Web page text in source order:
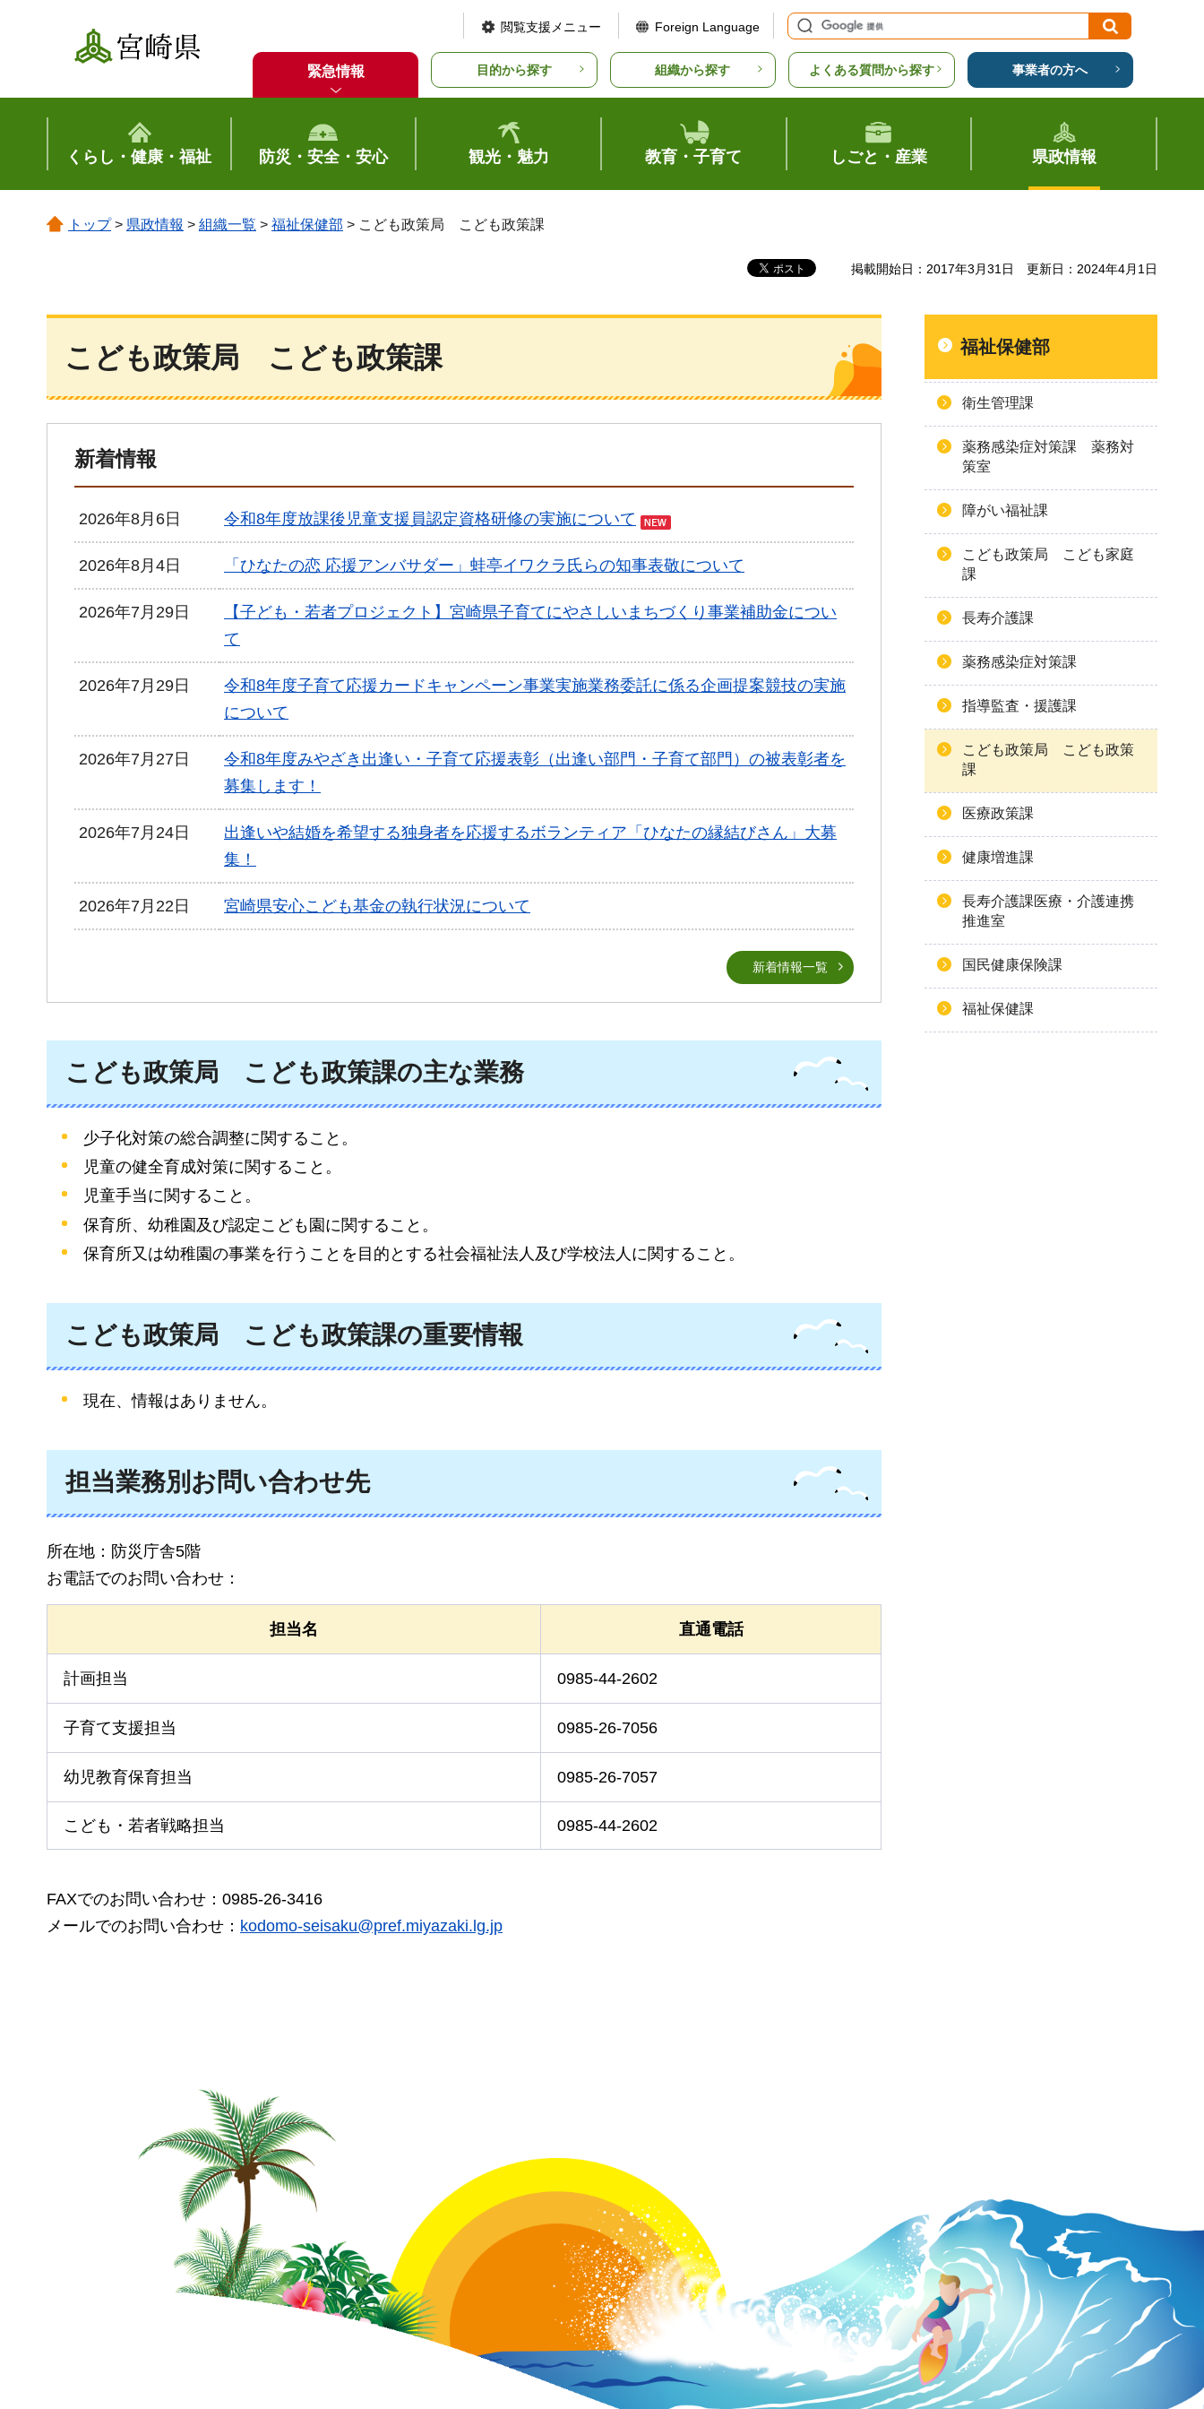
宮崎県
閲覧支援メニュー Foreign Language
緊急情報 目的から探す 組織から探す よくある質問から探す 事業者の方へ
くらし・健康・福祉 防災・安全・安心 観光・魅力 教育・子育て しごと・産業 県政情報
トップ> 県政情報 > 組織一覧 > 福祉保健部 > こども政策局 こども政策課
掲載開始日：2017年3月31日 更新日：2024年4月1日
こども政策局 こども政策課
新着情報
2026年8月6日 令和8年度放課後児童支援員認定資格研修の実施について
2026年8月4日 「ひなたの恋 応援アンバサダー」蛙亭イワクラ氏らの知事表敬について
2026年7月29日
【子ども・若者プロジェクト】宮崎県子育てにやさしいまちづくり事業補助金につい
て
2026年7月29日
令和8年度子育て応援カードキャンペーン事業実施業務委託に係る企画提案競技の実施
について
2026年7月27日
令和8年度みやざき出逢い・子育て応援表彰（出逢い部門・子育て部門）の被表彰者を
募集します！
2026年7月24日
出逢いや結婚を希望する独身者を応援するボランティア「ひなたの縁結びさん」大募
集！
2026年7月22日 宮崎県安心こども基金の執行状況について
新着情報一覧
こども政策局 こども政策課の主な業務
少子化対策の総合調整に関すること。
児童の健全育成対策に関すること。
児童手当に関すること。
保育所、幼稚園及び認定こども園に関すること。
保育所又は幼稚園の事業を行うことを目的とする社会福祉法人及び学校法人に関すること。
こども政策局 こども政策課の重要情報
現在、情報はありません。
担当業務別お問い合わせ先
所在地：防災庁舎5階
お電話でのお問い合わせ：
担当名 直通電話
計画担当 0985-44-2602
子育て支援担当 0985-26-7056
幼児教育保育担当 0985-26-7057
こども・若者戦略担当 0985-44-2602
FAXでのお問い合わせ：0985-26-3416
メールでのお問い合わせ： kodomo-seisaku@pref.miyazaki.lg.jp
福祉保健部
衛生管理課
薬務感染症対策課 薬務対
策室
障がい福祉課
こども政策局 こども家庭
課
長寿介護課
薬務感染症対策課
指導監査・援護課
こども政策局 こども政策
課
医療政策課
健康増進課
長寿介護課医療・介護連携
推進室
国民健康保険課
福祉保健課